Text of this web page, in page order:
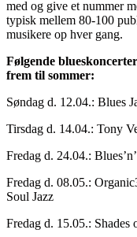
med og give et nummer
typisk mellem 80-100
musikere op hver gang.
Følgende
frem til sommer:
Søndag d. 12.04.: Blues
Tirsdag d. 14.04.: Tony
Fredag d. 24.04.:
Fredag d. 08.05.:
Soul Jazz
Fredag d. 15.05.: Shades